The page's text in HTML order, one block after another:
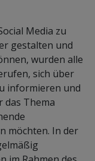
Media zu
gestalten und
wurden alle
sich über
informieren und
das Thema
möchten. In der